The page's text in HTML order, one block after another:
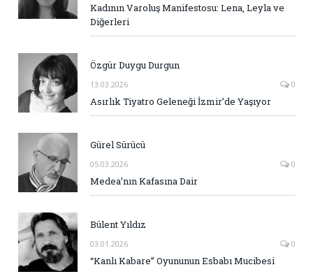
Kadının Varoluş Manifestosu: Lena, Leyla ve
Diğerleri
Özgür Duygu Durgun
13.03.2026 0
Asırlık Tiyatro Geleneği İzmir’de Yaşıyor
Gürel Sürücü
05.03.2026 0
Medea’nın Kafasına Dair
Bülent Yıldız
03.01.2026 0
“Kanlı Kabare” Oyununun Esbabı Mucibesi